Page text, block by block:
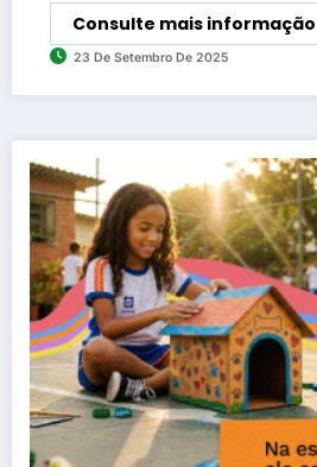
Consulte mais informação
23 De Setembro De 2025